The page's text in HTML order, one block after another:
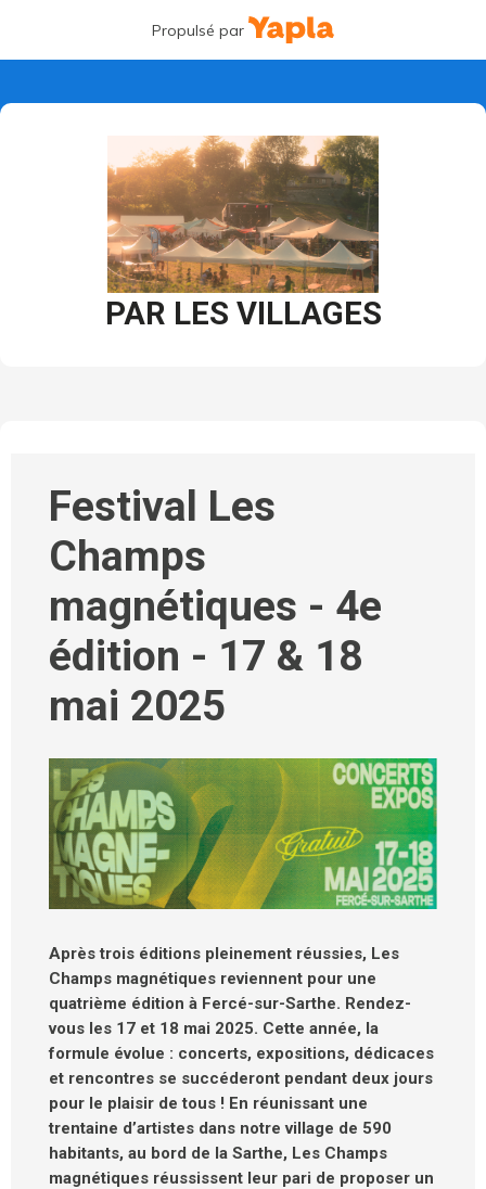
Propulsé par
PAR LES VILLAGES
Festival Les
Champs
magnétiques - 4e
édition - 17 & 18
mai 2025
Après trois éditions pleinement réussies, Les
Champs magnétiques reviennent pour une
quatrième édition à Fercé-sur-Sarthe. Rendez-
vous les 17 et 18 mai 2025. Cette année, la
formule évolue : concerts, expositions, dédicaces
et rencontres se succéderont pendant deux jours
pour le plaisir de tous ! En réunissant une
trentaine d’artistes dans notre village de 590
habitants, au bord de la Sarthe, Les Champs
magnétiques réussissent leur pari de proposer un